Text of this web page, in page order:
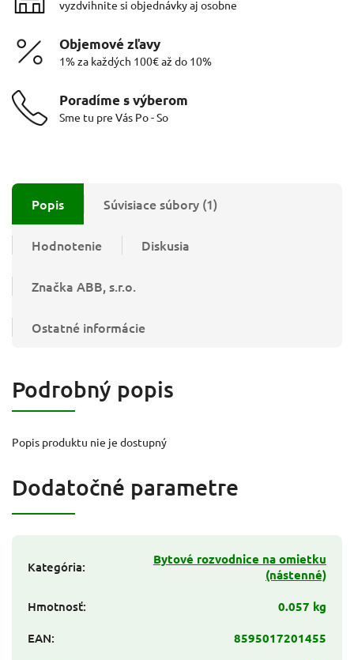
vyzdvihnite si objednávky aj osobne
Objemové zľavy
1% za každých 100€ až do 10%
Poradíme s výberom
Sme tu pre Vás Po - So
Popis Súvisiace súbory (1)
Hodnotenie Diskusia
Značka ABB, s.r.o.
Ostatné informácie
Podrobný popis
Popis produktu nie je dostupný
Dodatočné parametre
Kategória:
Bytové rozvodnice na omietku
(nástenné)
Hmotnosť:
0.057 kg
EAN:
8595017201455